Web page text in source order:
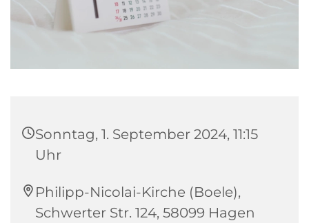
Sonntag, 1. September 2024, 11:15
Uhr
Philipp-Nicolai-Kirche (Boele),
Schwerter Str. 124, 58099 Hagen